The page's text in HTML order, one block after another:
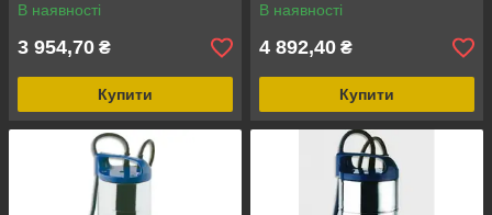
В наявності
3 954,70 ₴
Купити
В наявності
4 892,40 ₴
Купити